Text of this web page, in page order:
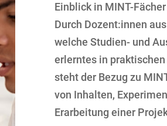
Einblick in MINT-
Durch Dozent:innen
welche Studien- und
erlerntes in
steht der Bezug zu
von Inhalten,
Erarbeitung einer